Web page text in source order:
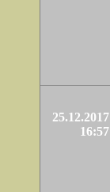
25.12.2017
16:57